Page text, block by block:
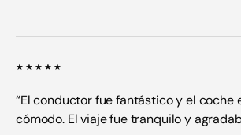
★★★★★
“El conductor fue fantástico y el coche
cómodo. El viaje fue tranquilo y